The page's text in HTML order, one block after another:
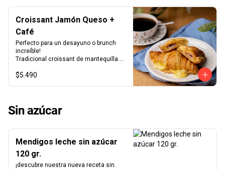
Croissant Jamón Queso +
Café
Perfecto para un desayuno o brunch
increíble!
Tradicional croissant de mantequilla
café que más te guste.
$5.490
Sin azúcar
Mendigos leche sin azúcar
120 gr.
¡descubre nuestra nueva receta sin